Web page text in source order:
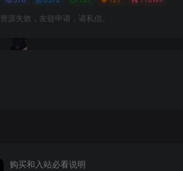
资源失效，友链申请，请私信。
购买和入站必看说明